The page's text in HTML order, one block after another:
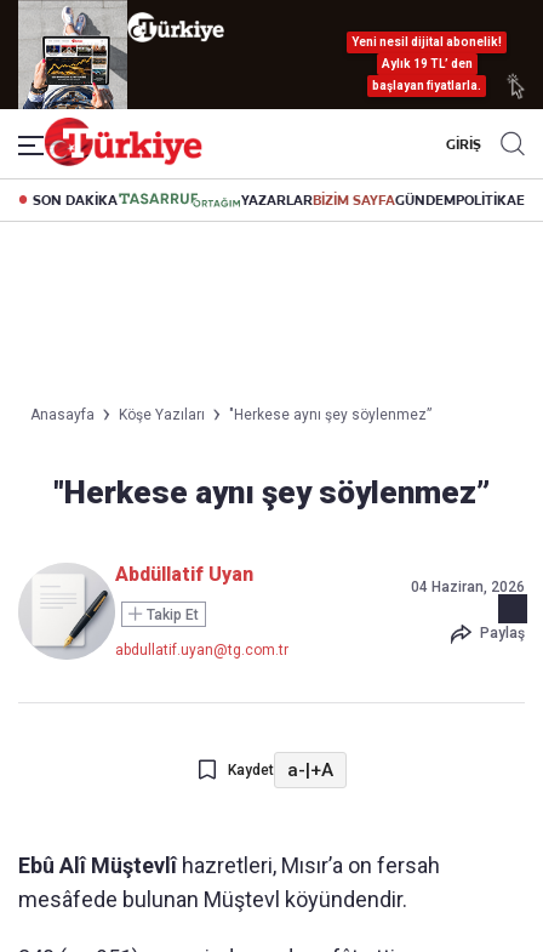
Yeni nesil dijital abonelik!
Aylık 19 TL’ den
başlayan fiyatlarla.
GİRİŞ
SON DAKİKA YAZARLARBİZİM SAYFAGÜNDEMPOLİTİKA
Anasayfa Köşe Yazıları "Herkese aynı şey söylenmez”
"Herkese aynı şey söylenmez”
Abdüllatif Uyan
Takip Et
abdullatif.uyan@tg.com.tr
04 Haziran, 2026
Paylaş
Kaydet a-|+A
Ebû Alî Müştevlîhazretleri, Mısır’a on fersah
mesâfede bulunan Müştevl köyündendir.